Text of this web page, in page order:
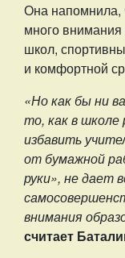
Она напомнила,
много
школ,
и комфортной
«Но как бы ни
то, как в
избавить
от бумажной
руки», не дает
внимания
считает